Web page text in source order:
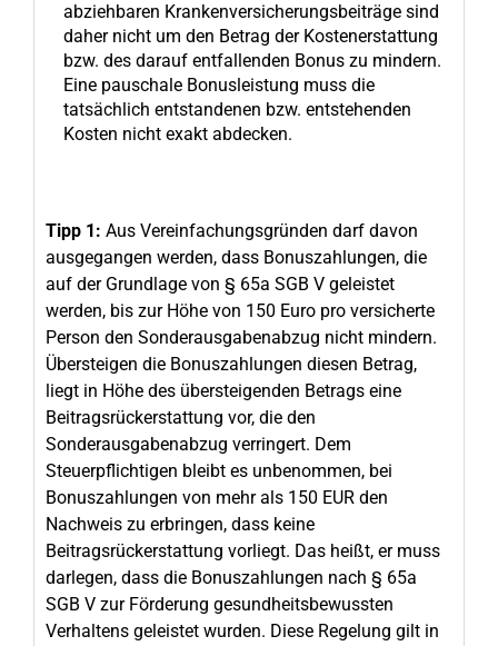
abziehbaren Krankenversicherungsbeiträge sind
daher nicht um den Betrag der Kostenerstattung
bzw. des darauf entfallenden Bonus zu mindern.
Eine pauschale Bonusleistung muss die
tatsächlich entstandenen bzw. entstehenden
Kosten nicht exakt abdecken.
Tipp 1: Aus Vereinfachungsgründen darf davon
ausgegangen werden, dass Bonuszahlungen, die
auf der Grundlage von § 65a SGB V geleistet
werden, bis zur Höhe von 150 Euro pro versicherte
Person den Sonderausgabenabzug nicht mindern.
Übersteigen die Bonuszahlungen diesen Betrag,
liegt in Höhe des übersteigenden Betrags eine
Beitragsrückerstattung vor, die den
Sonderausgabenabzug verringert. Dem
Steuerpflichtigen bleibt es unbenommen, bei
Bonuszahlungen von mehr als 150 EUR den
Nachweis zu erbringen, dass keine
Beitragsrückerstattung vorliegt. Das heißt, er muss
darlegen, dass die Bonuszahlungen nach § 65a
SGB V zur Förderung gesundheitsbewussten
Verhaltens geleistet wurden. Diese Regelung gilt in